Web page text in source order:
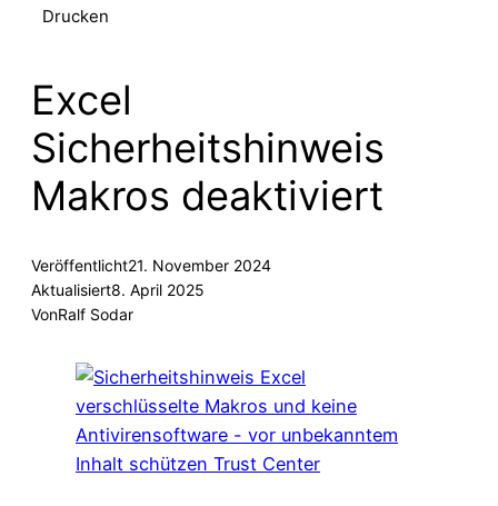
Drucken
Excel
Sicherheitshinweis
Makros deaktiviert
Veröffentlicht21. November 2024
Aktualisiert8. April 2025
VonRalf Sodar